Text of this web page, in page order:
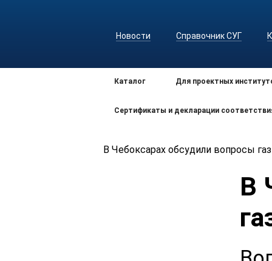
Новости Справочник СУГ
Каталог Для проектных
Сертификаты и декларации
В Чебоксарах обсудили вопросы
В